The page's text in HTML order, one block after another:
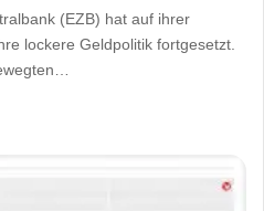
(EZB) hat auf ihrer
lockere Geldpolitik fortgesetzt.